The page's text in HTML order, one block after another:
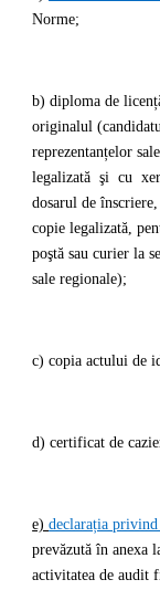
Norme;
b) diploma de
originalul
reprezentanțelor
legalizată şi cu
dosarul de
copie legalizată,
poştă sau curier la
sale regionale);
c) copia actului de
d) certificat de
e)declarația privind
prevăzută în anexa
activitatea de audit